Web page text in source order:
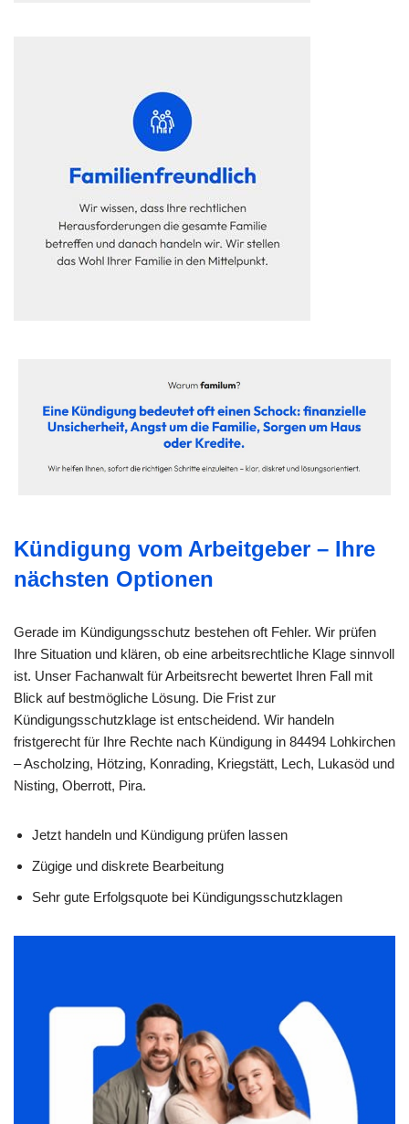
Kündigung vom Arbeitgeber – Ihre
nächsten Optionen
Gerade im Kündigungsschutz bestehen oft Fehler. Wir prüfen
Ihre Situation und klären, ob eine arbeitsrechtliche Klage sinnvoll
ist. Unser Fachanwalt für Arbeitsrecht bewertet Ihren Fall mit
Blick auf bestmögliche Lösung. Die Frist zur
Kündigungsschutzklage ist entscheidend. Wir handeln
fristgerecht für Ihre Rechte nach Kündigung in 84494 Lohkirchen
– Ascholzing, Hötzing, Konrading, Kriegstätt, Lech, Lukasöd und
Nisting, Oberrott, Pira.
Jetzt handeln und Kündigung prüfen lassen
Zügige und diskrete Bearbeitung
Sehr gute Erfolgsquote bei Kündigungsschutzklagen